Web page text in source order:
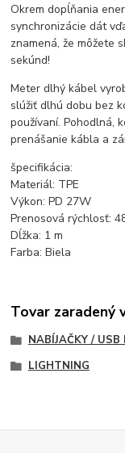
Okrem dopĺňania
synchronizácie dát
znamená, že môžete
sekúnd!
Meter dlhý kábel
slúžiť dlhú dobu bez
používaní. Pohodlná,
prenášanie kábla a
špecifikácia:
Materiál: TPE
Výkon: PD 27W
Prenosová rýchlosť:
Dĺžka: 1 m
Farba: Biela
Tovar zaradený
NABÍJAČKY /
LIGHTNING